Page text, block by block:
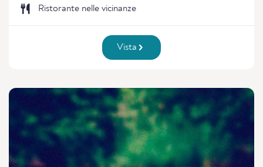
Ristorante nelle vicinanze
Vista